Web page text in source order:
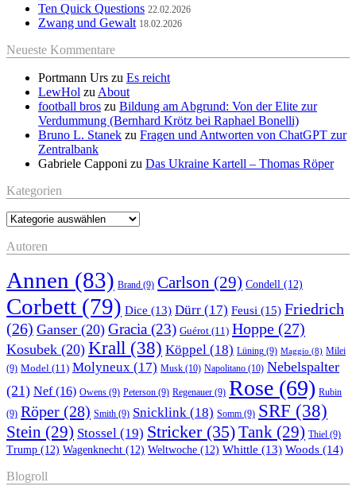
Ten Quick Questions 22.02.2026
Zwang und Gewalt 18.02.2026
Neueste Kommentare
Portmann Urs zu Es reicht
LewHol zu About
football bros zu Bildung am Abgrund: Von der Elite zur
Verdummung (Bernhard Krötz bei Raphael Bonelli)
Bruno L. Stanek zu Fragen und Antworten von ChatGPT zur
Zentralbank
Gabriele Capponi zu Das Ukraine Kartell – Thomas Röper
Kategorien
Kategorien
Autoren
Annen (83) Brand (9) Carlson (29) Condell (12)
Corbett (79) Dice (13) Dürr (17) Feusi (15) Friedrich
(26) Ganser (20) Gracia (23) Guérot (11) Hoppe (27)
Kosubek (20) Krall (38) Köppel (18) Lüning (9) Maggio (8) Milei
(9) Model (11) Molyneux (17) Musk (10) Napolitano (10) Nebelspalter
(21) Nef(16) Owens (9) Peterson (9) Regenauer (9) Rose (69) Rubin
(9) Röper (28) Smith (9) Snicklink (18) Somm (9) SRF (38)
Stein (29) Stossel (19) Stricker(35)Tank (29) Thiel (9)
Trump (12) Wagenknecht (12) Weltwoche (12) Whittle (13) Woods (14)
Blogroll